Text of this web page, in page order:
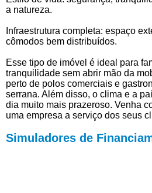
a natureza.
Infraestrutura completa: espaço
cômodos bem distribuídos.
Esse tipo de imóvel é ideal para
tranquilidade sem abrir mão da
perto de polos comerciais e
serrana. Além disso, o clima e a
dia muito mais prazeroso. Venha
uma empresa a serviço dos seus
Simuladores de